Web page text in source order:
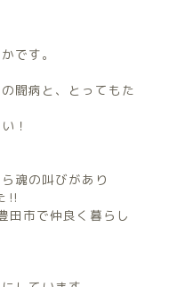
です。
闘病と、とってもた
！
魂の叫びがあり
‼︎
田市で仲良く暮らし